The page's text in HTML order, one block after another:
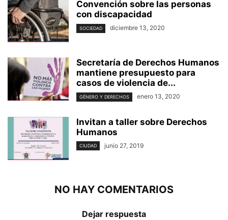
Convención sobre las personas
con discapacidad
SOCIEDAD diciembre 13, 2020
Secretaría de Derechos Humanos
mantiene presupuesto para
casos de violencia de...
GÉNERO Y DERECHOS enero 13, 2020
Invitan a taller sobre Derechos
Humanos
CIUDAD junio 27, 2019
NO HAY COMENTARIOS
Dejar respuesta